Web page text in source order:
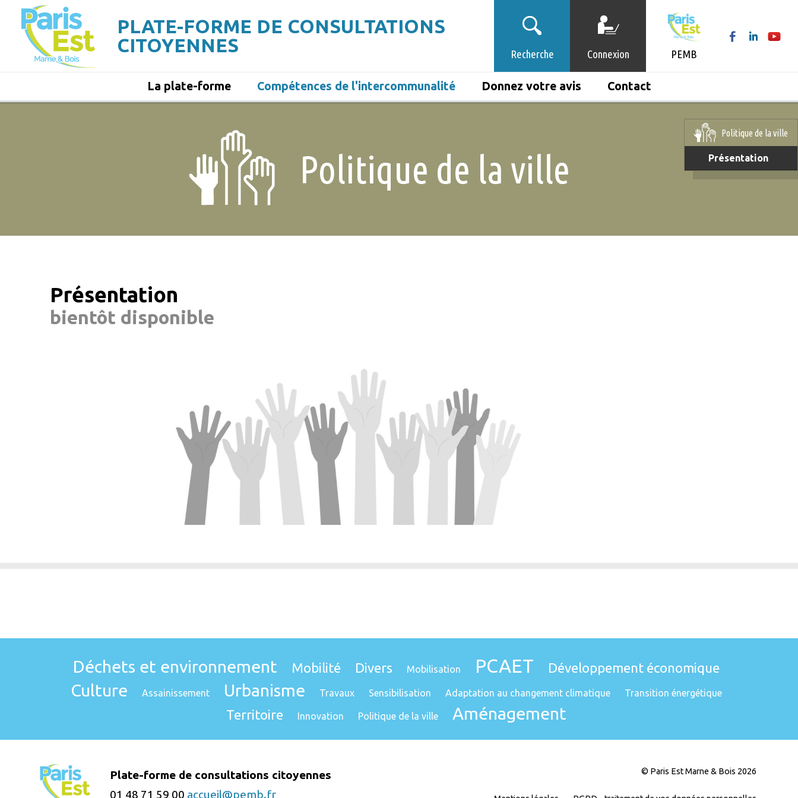
contenu
principal
PLATE-FORME DE CONSULTATIONS
CITOYENNES
Recherche Connexion PEMB
La plate-forme Compétences de l'intercommunalité Donnez votre avis Contact
Politique de la ville
Présentation
Politique de la ville
Présentation
bientôt disponible
Déchets et environnement Mobilité Divers Mobilisation PCAET Développement économique
Culture Assainissement Urbanisme Travaux Sensibilisation Adaptation au changement climatique Transition énergétique
Territoire Innovation Politique de la ville Aménagement
Plate-forme de consultations citoyennes
01 48 71 59 00 accueil@pemb.fr
© Paris Est Marne & Bois 2026